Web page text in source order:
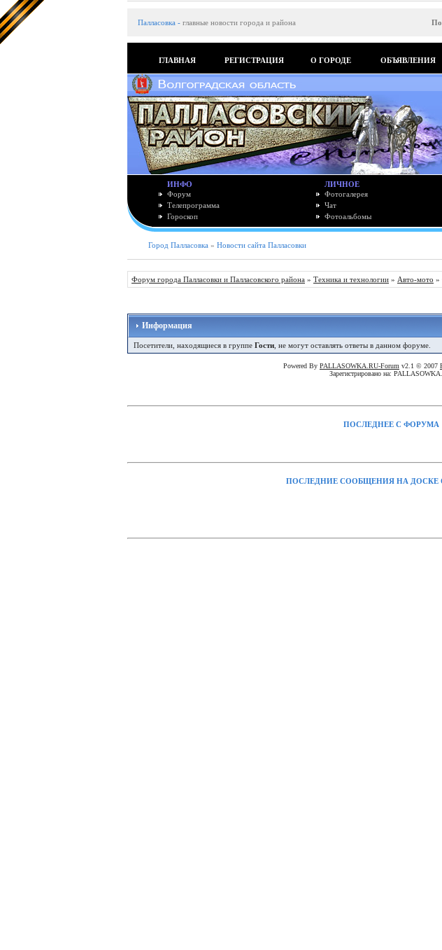
Палласовка - главные новости города и района
ГЛАВНАЯ РЕГИСТРАЦИЯ О ГОРОДЕ ОБЪЯВЛЕНИЯ
ИНФО
Форум
Телепрограмма
Гороскоп
ЛИЧНОЕ
Фотогалерея
Чат
Фотоальбомы
Город Палласовка » Новости сайта Палласовки
Форум города Палласовки и Палласовского района » Техника и технологии » Авто-мото »
Информация
Посетители, находящиеся в группе Гости , не могут оставлять ответы в данном форуме.
Powered By PALLASOWKA.RU-Forum v2.1 © 2007
Зарегистрировано на:
ПОСЛЕДНЕЕ С ФОРУМА
ПОСЛЕДНИЕ СООБЩЕНИЯ НА ДОСКЕ